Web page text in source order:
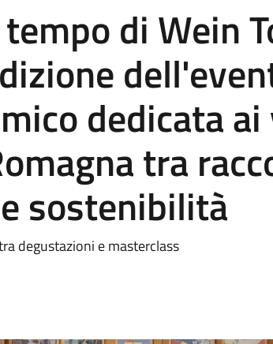
di Wein
dedicata
tra
sostenibilità
degustazioni e masterclass